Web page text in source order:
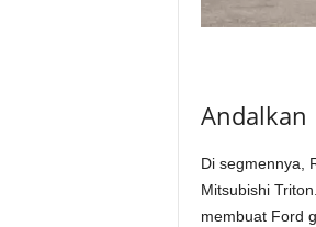
Andalkan
Di segmennya,
Mitsubishi
membuat Ford